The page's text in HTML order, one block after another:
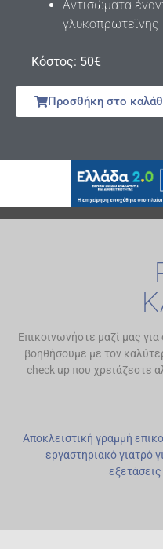
Αντισώματα
γλυκοπρωτεϊνης
Κόστος: 50€
Προσθήκη στο
Επικοινωνήστε μαζί μας
βοηθήσουμε με τον
check up που χρειάζεστε
Αποκλειστική γραμμή
εργαστηριακό γιατρό